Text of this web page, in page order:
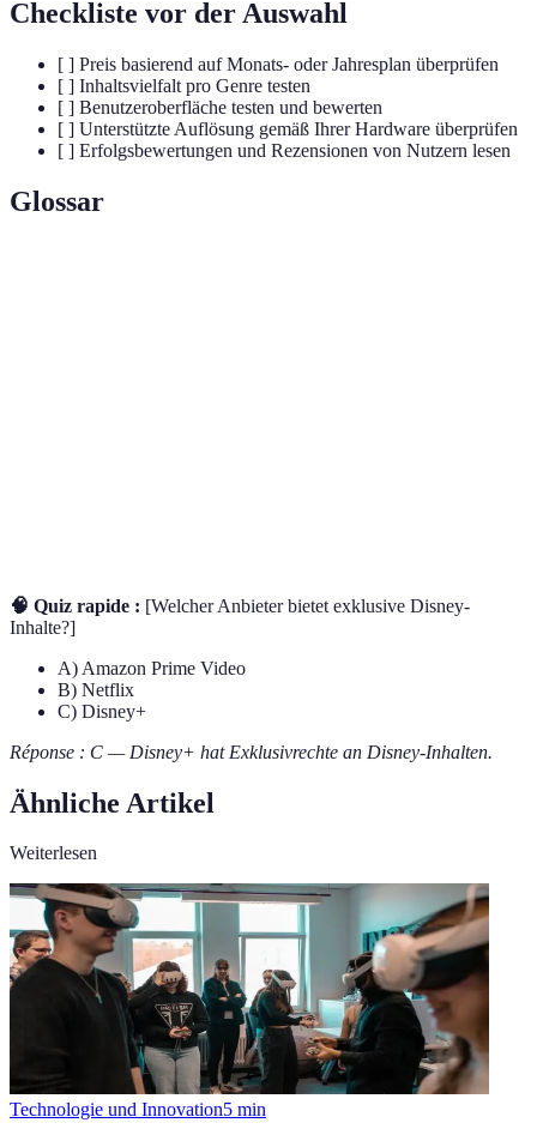
Checkliste vor der Auswahl
[ ] Preis basierend auf Monats- oder Jahresplan überprüfen
[ ] Inhaltsvielfalt pro Genre testen
[ ] Benutzeroberfläche testen und bewerten
[ ] Unterstützte Auflösung gemäß Ihrer Hardware überprüfen
[ ] Erfolgsbewertungen und Rezensionen von Nutzern lesen
Glossar
🧠 Quiz rapide : [Welcher Anbieter bietet exklusive Disney-
Inhalte?]
A) Amazon Prime Video
B) Netflix
C) Disney+
Réponse : C — Disney+ hat Exklusivrechte an Disney-Inhalten.
Ähnliche Artikel
Weiterlesen
Technologie und Innovation5 min